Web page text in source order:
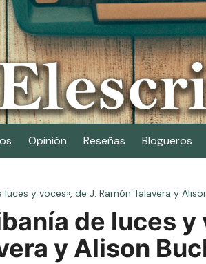
Opinión Reseñas Blogueros
luces y voces», de J. Ramón Talavera y
de luces y
y Alison